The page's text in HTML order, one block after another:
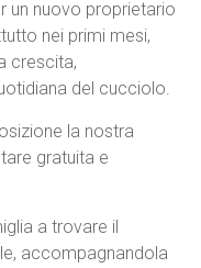
un nuovo proprietario
nei primi mesi,
crescita,
del cucciolo.
la nostra
gratuita e
a trovare il
accompagnandola